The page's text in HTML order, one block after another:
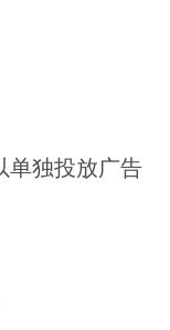
单独投放广告